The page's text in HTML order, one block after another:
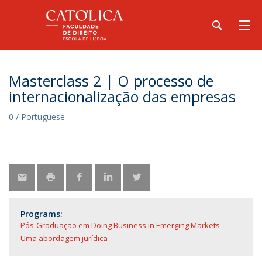
Masterclass 2 | O processo de
internacionalização das empresas
0 / Portuguese
Programs:
Pós-Graduação em Doing Business in Emerging Markets -
Uma abordagem jurídica